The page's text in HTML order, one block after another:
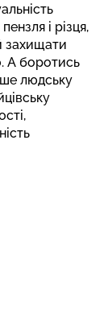
і різця,
захищати
А боротись
людську